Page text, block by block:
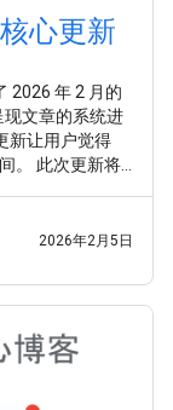
心更新
2026 年 2 月的
现文章的系统进
新让用户觉得
。 此次更新将
拥有专业知识，
2026年2月5日